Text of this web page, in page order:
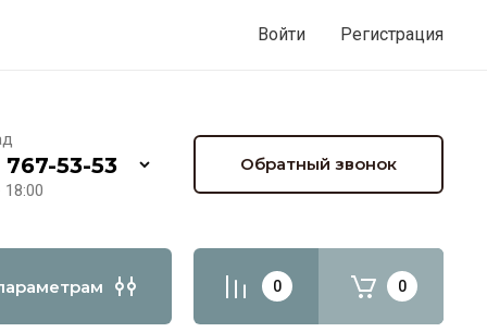
Войти Регистрация
767-53-53
18:00
Обратный звонок
0 0